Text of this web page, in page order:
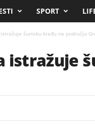
SPORT
šumsku krađu na području
istražuje